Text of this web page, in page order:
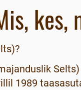
kes,
1989